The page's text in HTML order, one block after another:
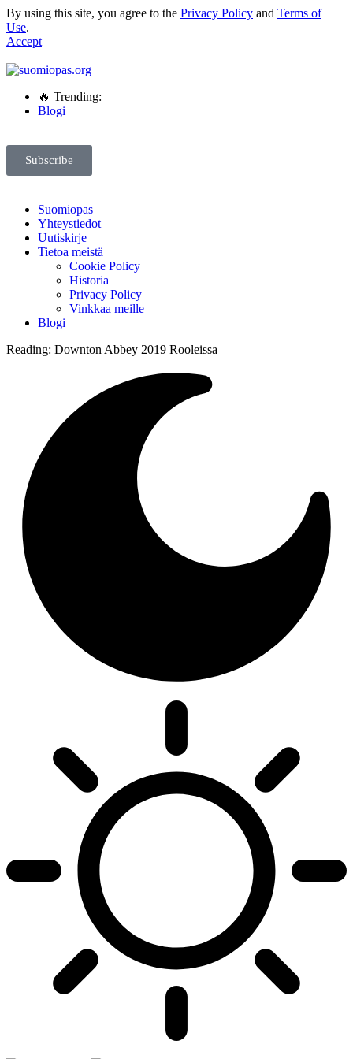
By using this site, you agree to the Privacy Policy and Terms of
Use.
Accept
🔥 Trending:
Blogi
Subscribe
Suomiopas
Yhteystiedot
Uutiskirje
Tietoa meistä
Cookie Policy
Historia
Privacy Policy
Vinkkaa meille
Blogi
Reading: Downton Abbey 2019 Rooleissa